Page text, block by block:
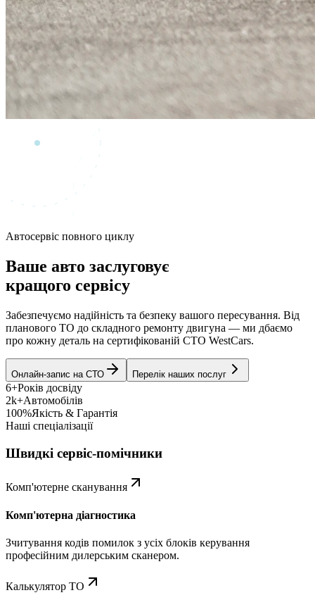
Автосервіс повного циклу
Ваше авто заслуговує
кращого сервісу
Забезпечуємо надійність та безпеку вашого пересування. Від
планового ТО до складного ремонту двигуна — ми дбаємо
про кожну деталь на сертифікованій СТО WestCars.
Онлайн-запис на СТО Перелік наших послуг
6+Років досвіду
2k+Автомобілів
100%Якість & Гарантія
Наші спеціалізації
Швидкі сервіс-помічники
Комп'ютерне сканування
Комп'ютерна діагностика
Зчитування кодів помилок з усіх блоків керування
професійним дилерським сканером.
Калькулятор ТО